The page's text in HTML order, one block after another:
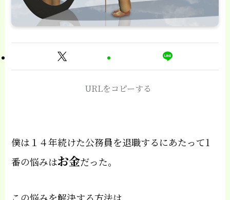
URLをコピーする
僕は１４年続けた公務員を退職するにあたって1
番の悩みはお金だった。